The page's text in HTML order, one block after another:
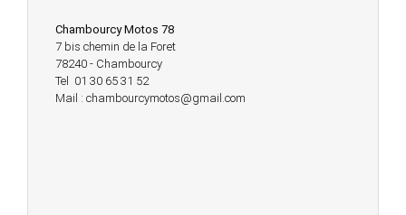
Chambourcy Motos 78
7 bis chemin de la Foret
78240 - Chambourcy
Tel 01 30 65 31 52
Mail : chambourcymotos@gmail.com